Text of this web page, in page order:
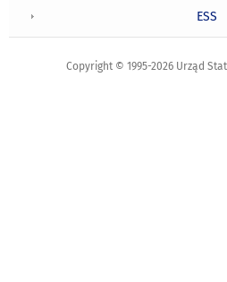
ESS
Copyright © 1995-2026 Urząd